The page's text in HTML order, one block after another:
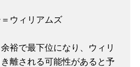
ウィリアムズ
裕で最下位になり、ウィリ
離される可能性があると予